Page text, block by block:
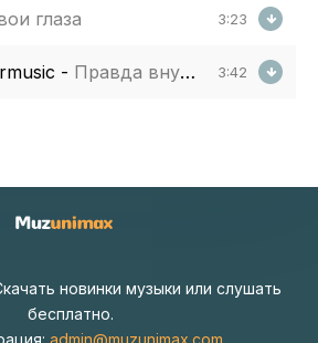
глаза 3:23
- Правда внутри 3:42
новинки музыки или слушать
бесплатно.
admin@muzunimax.com